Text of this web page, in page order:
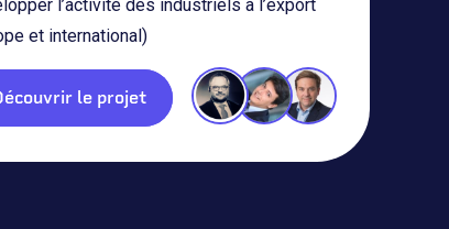
l’activité des industriels à l’export
et international)
le projet